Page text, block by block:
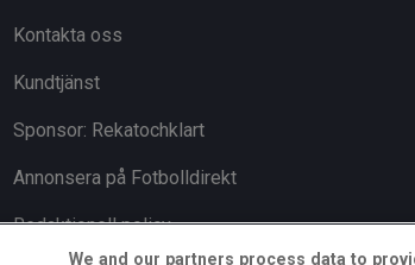
Kontakta oss
Kundtjänst
Sponsor: Rekatochklart
Annonsera på Fotbolldirekt
Redaktionell policy
We and our partners process data to